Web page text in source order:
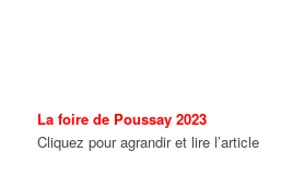
La foire de Poussay 2023
Cliquez pour agrandir et lire l’article